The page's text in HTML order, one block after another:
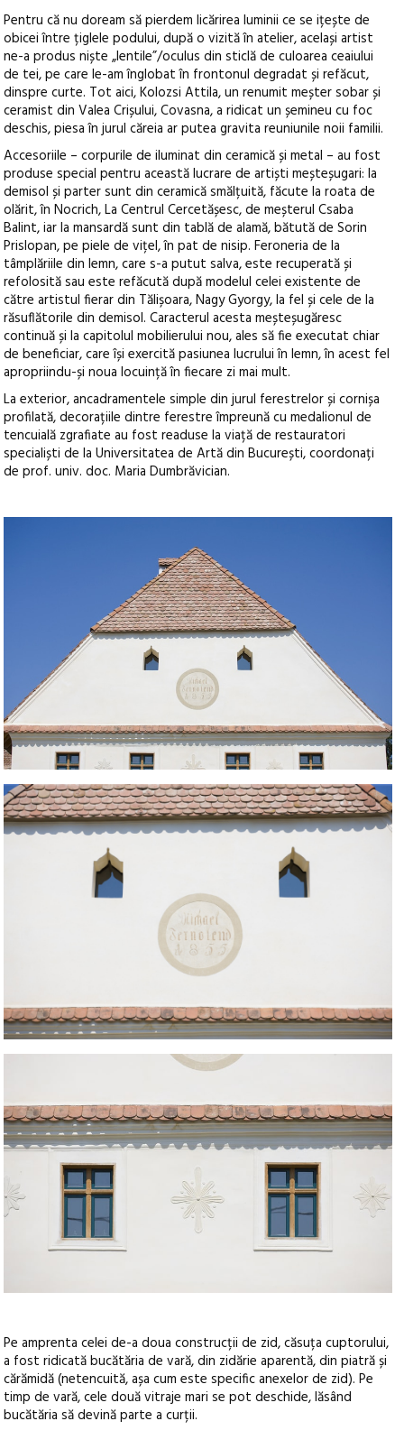
Pentru că nu doream să pierdem licărirea luminii ce se ițește de
obicei între țiglele podului, după o vizită în atelier, același artist
ne-a produs niște „lentile”/oculus din sticlă de culoarea ceaiului
de tei, pe care le-am înglobat în frontonul degradat și refăcut,
dinspre curte. Tot aici, Kolozsi Attila, un renumit meșter sobar și
ceramist din Valea Crișului, Covasna, a ridicat un șemineu cu foc
deschis, piesa în jurul căreia ar putea gravita reuniunile noii familii.
Accesoriile – corpurile de iluminat din ceramică și metal – au fost
produse special pentru această lucrare de artiști meșteșugari: la
demisol și parter sunt din ceramică smălțuită, făcute la roata de
olărit, în Nocrich, La Centrul Cercetășesc, de meșterul Csaba
Balint, iar la mansardă sunt din tablă de alamă, bătută de Sorin
Prislopan, pe piele de vițel, în pat de nisip. Feroneria de la
tâmplăriile din lemn, care s-a putut salva, este recuperată și
refolosită sau este refăcută după modelul celei existente de
către artistul fierar din Tălișoara, Nagy Gyorgy, la fel și cele de la
răsuflătorile din demisol. Caracterul acesta meșteșugăresc
continuă și la capitolul mobilierului nou, ales să fie executat chiar
de beneficiar, care își exercită pasiunea lucrului în lemn, în acest fel
apropriindu-și noua locuință în fiecare zi mai mult.
La exterior, ancadramentele simple din jurul ferestrelor și cornișa
profilată, decorațiile dintre ferestre împreună cu medalionul de
tencuială zgrafiate au fost readuse la viață de restauratori
specialiști de la Universitatea de Artă din București, coordonați
de prof. univ. doc. Maria Dumbrăvician.
Pe amprenta celei de-a doua construcții de zid, căsuța cuptorului,
a fost ridicată bucătăria de vară, din zidărie aparentă, din piatră și
cărămidă (netencuită, așa cum este specific anexelor de zid). Pe
timp de vară, cele două vitraje mari se pot deschide, lăsând
bucătăria să devină parte a curții.